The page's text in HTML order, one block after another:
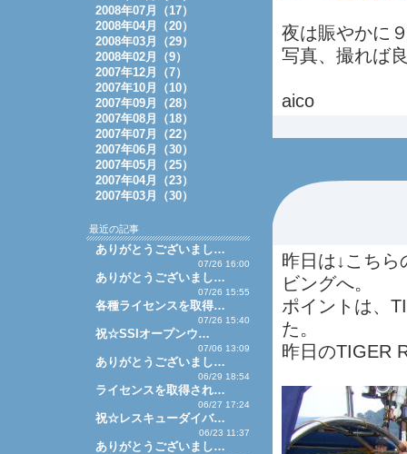
夜は賑やかに
写真、撮れば
aico
昨日は↓こち
ビングへ。
ポイントは、
た。
昨日のTIGER
2008年07月（17）
2008年04月（20）
2008年03月（29）
2008年02月（9）
2007年12月（7）
2007年10月（10）
2007年09月（28）
2007年08月（18）
2007年07月（22）
2007年06月（30）
2007年05月（25）
2007年04月（23）
2007年03月（30）
最近の記事
ありがとうございまし…
07/26 16:00
ありがとうございまし…
07/26 15:55
各種ライセンスを取得…
07/26 15:40
祝☆SSIオープンウ…
07/06 13:09
ありがとうございまし…
06/29 18:54
ライセンスを取得され…
06/27 17:24
祝☆レスキューダイバ…
06/23 11:37
ありがとうございまし…